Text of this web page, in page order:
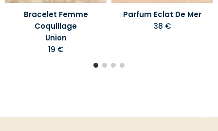
Bracelet Femme
Coquillage
Union
19 €
Parfum Eclat De Mer
38 €